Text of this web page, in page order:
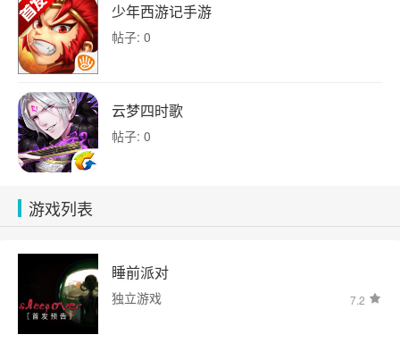
少年西游记手游
帖子: 0
云梦四时歌
帖子: 0
游戏列表
睡前派对
独立游戏 7.2